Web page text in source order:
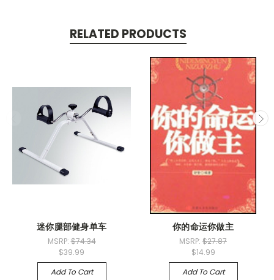
RELATED PRODUCTS
迷你腿部健身单车
MSRP:$74.34
$39.99
Add To Cart
你的命运你做主
MSRP: $27.87
$14.99
Add To Cart